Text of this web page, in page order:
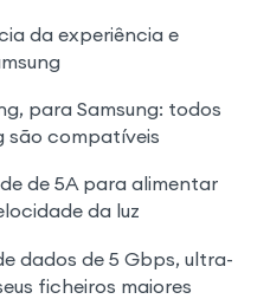
da experiência e
para Samsung: todos
são compatíveis
de 5A para alimentar
da luz
dados de 5 Gbps, ultra-
ficheiros maiores